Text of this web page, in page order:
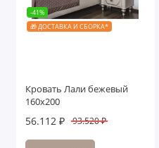
-41%
🎁 ДОСТАВКА И СБОРКА*
Кровать Лали бежевый
160х200
56.112 ₽ 93.520 ₽